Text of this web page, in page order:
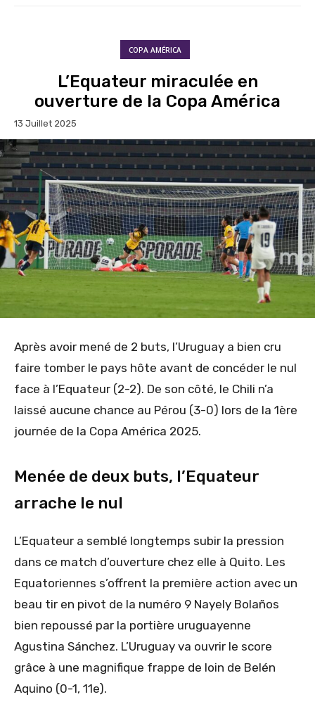
COPA AMÉRICA
L’Equateur miraculée en
ouverture de la Copa América
13 Juillet 2025
Après avoir mené de 2 buts, l’Uruguay a bien cru
faire tomber le pays hôte avant de concéder le nul
face à l’Equateur (2-2). De son côté, le Chili n’a
laissé aucune chance au Pérou (3-0) lors de la 1ère
journée de la Copa América 2025.
Menée de deux buts, l’Equateur
arrache le nul
L’Equateur a semblé longtemps subir la pression
dans ce match d’ouverture chez elle à Quito. Les
Equatoriennes s’offrent la première action avec un
beau tir en pivot de la numéro 9 Nayely Bolaños
bien repoussé par la portière uruguayenne
Agustina Sánchez. L’Uruguay va ouvrir le score
grâce à une magnifique frappe de loin de Belén
Aquino (0-1, 11e).